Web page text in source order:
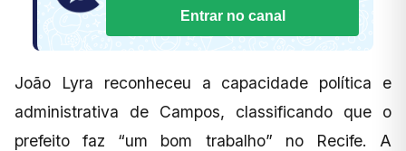
Entrar no canal
João Lyra reconheceu a capacidade política e
administrativa de Campos, classificando que o
prefeito faz “um bom trabalho” no Recife. A